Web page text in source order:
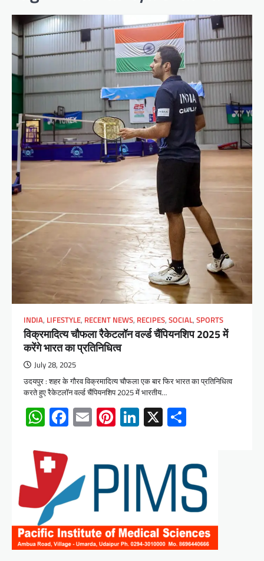
INDIA, LIFESTYLE, RECENT NEWS, RECIPES, SOCIAL, SPORTS
विक्रमादित्य चौफला रैकेटलॉन वर्ल्ड चैंपियनशिप 2025 में
करेंगे भारत का प्रतिनिधित्व
July 28, 2025
उदयपुर : शहर के गौरव विक्रमादित्य चौफला एक बार फिर भारत का प्रतिनिधित्व
करते हुए रैकेटलॉन वर्ल्ड चैंपियनशिप 2025 में भारतीय…
WhatsApp
Facebook
EmailPinterest
LinkedIn
X